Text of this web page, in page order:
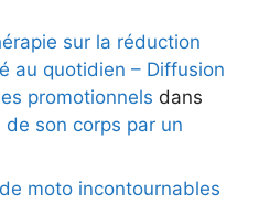
sur la réduction
au quotidien – Diffusion
promotionnels dans
son corps par un
moto incontournables